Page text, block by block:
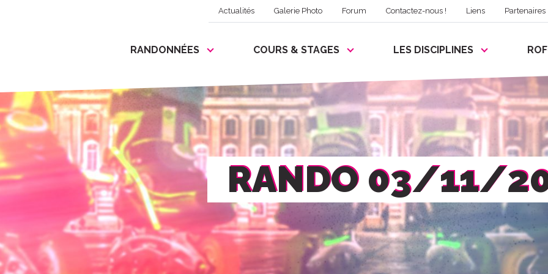
RANDONNÉES COURS & STAGES LES DISCIPLINES
Actualités Galerie Photo Forum Contactez-nous ! Liens Partenaires
RANDO 03/11/